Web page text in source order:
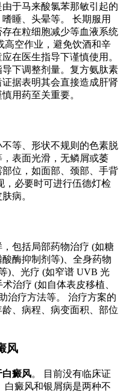
于马来酸氯苯那敏引起的
睡、头晕等。 长期服用
在粒细胞减少等血液系统
高空作业，避免饮酒和辛
在医生指导下谨慎使用。
下调整剂量。复方氨肽素
据表明其会直接造成肝肾
用药至关重要。
等、形状不规则的色素脱
表面光滑，无鳞屑或萎
位，如面部、颈部、手背
，必要时可进行伍德灯检
病。
包括局部药物治疗 (如糖
酶抑制剂等)、全身药物
)、光疗 (如窄谱 UVB 光
治疗 (如自体表皮移植、
治疗方法等。 治疗方案的
、病程、病变面积、部位
风
白癜风。 目前没有临床证
白癜风和银屑病是两种不